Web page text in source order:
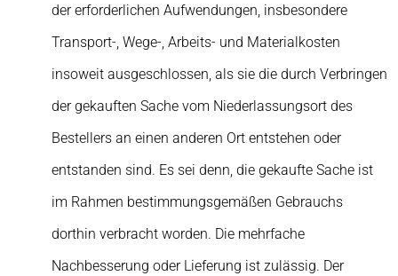
der erforderlichen Aufwendungen, insbesondere
Transport-, Wege-, Arbeits- und Materialkosten
insoweit ausgeschlossen, als sie die durch Verbringen
der gekauften Sache vom Niederlassungsort des
Bestellers an einen anderen Ort entstehen oder
entstanden sind. Es sei denn, die gekaufte Sache ist
im Rahmen bestimmungsgemäßen Gebrauchs
dorthin verbracht worden. Die mehrfache
Nachbesserung oder Lieferung ist zulässig. Der